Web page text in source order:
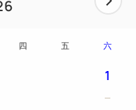
四 五 六
1